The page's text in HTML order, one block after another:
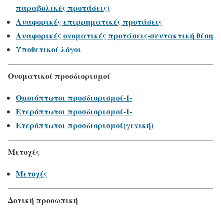
παραβολικές προτάσεις)
Αναφορικές επιρρηματικές προτάσεις
Αναφορικές ονοματικές προτάσεις-συντακτική θέση
Υποθετικοί λόγοι
Ονοματικοί προσδιορισμοί
Ομοιόπτωτοι προσδιορισμοί-1-
Ετερόπτωτοι προσδιορισμοί-1-
Ετερόπτωτοι προσδιορισμοί(γενική)
Μετοχές
Μετοχές
Δοτική προσωπική